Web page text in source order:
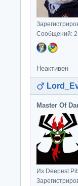
Сообщений:
Неактивен
Master Of
Из Deepest